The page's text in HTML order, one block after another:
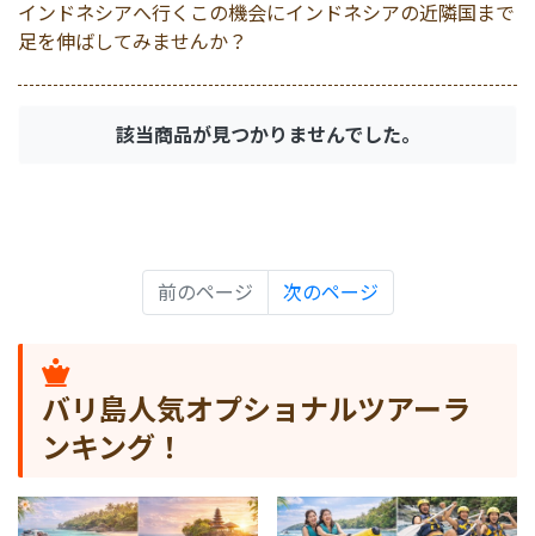
インドネシアへ行くこの機会にインドネシアの近隣国まで
足を伸ばしてみませんか？
該当商品が見つかりませんでした。
前のページ 次のページ
バリ島人気オプショナルツアーラ
ンキング！
送迎
フ
ーズ
ーシア 伝統舞踊付きプラン
人気観光ツアーラン
ギリ島
ホテルエステ＆スパ
サーフィン
マングローブ
ATV (四輪バギー)
キャメルライド
イジェン